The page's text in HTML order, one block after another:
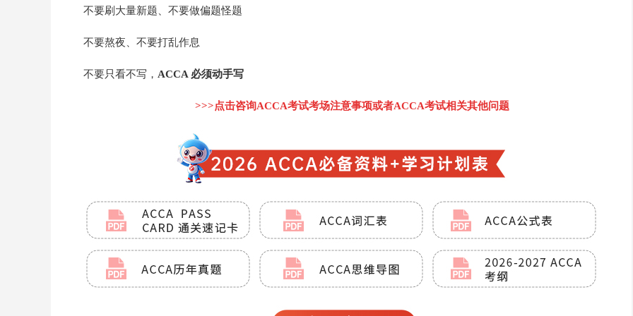
不要刷大量新题、不要做偏题怪题
不要熬夜、不要打乱作息
不要只看不写， ACCA 必须动手写
>>>点击咨询ACCA考试考场注意事项或者ACCA考试相关其他问题